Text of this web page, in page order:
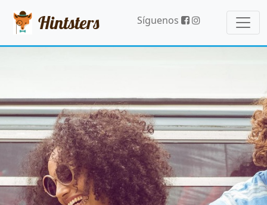
Hintsters Síguenos